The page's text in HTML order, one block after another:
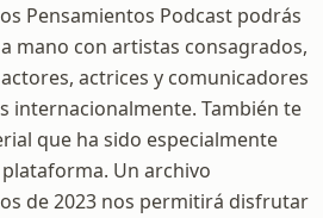
Pensamientos Podcast podrás
mano con artistas consagrados,
actrices y comunicadores
internacionalmente. También te
que ha sido especialmente
Un archivo
de 2023 nos permitirá disfrutar